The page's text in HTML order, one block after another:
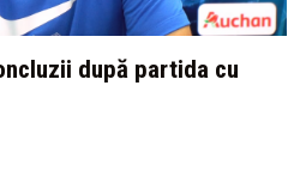
după partida cu